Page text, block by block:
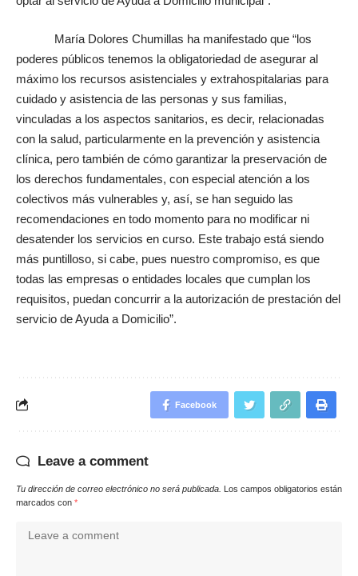
María Dolores Chumillas ha manifestado que “los
poderes públicos tenemos la obligatoriedad de asegurar al
máximo los recursos asistenciales y extrahospitalarias para
cuidado y asistencia de las personas y sus familias,
vinculadas a los aspectos sanitarios, es decir, relacionadas
con la salud, particularmente en la prevención y asistencia
clínica, pero también de cómo garantizar la preservación de
los derechos fundamentales, con especial atención a los
colectivos más vulnerables y, así, se han seguido las
recomendaciones en todo momento para no modificar ni
desatender los servicios en curso. Este trabajo está siendo
más puntilloso, si cabe, pues nuestro compromiso, es que
todas las empresas o entidades locales que cumplan los
requisitos, puedan concurrir a la autorización de prestación del
servicio de Ayuda a Domicilio”.
Facebook
Leave a comment
Tu dirección de correo electrónico no será publicada. Los campos obligatorios están
marcados con *